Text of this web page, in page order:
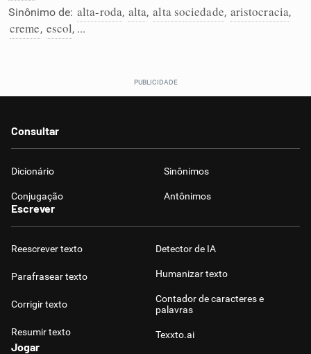
Corrigir Texto
Conexões
Sinônimo de: alta-roda, alta, alta sociedade, aristocracia,
creme, escol, ...
Consultar
Dicionário Sinônimos
Conjugação Antônimos
Escrever
Reescrever texto
Parafrasear texto
Corrigir texto
Resumir texto
Detector de IA
Humanizar texto
Contador de caracteres e
palavras
Texxto.ai
Jogar